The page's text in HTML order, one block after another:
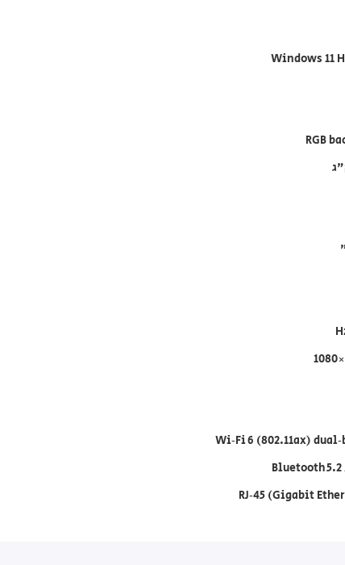
Windows 11
RGB
Wi‑Fi 6 (802.11ax)
Bluetooth 5.2
RJ‑45 (Gigabit